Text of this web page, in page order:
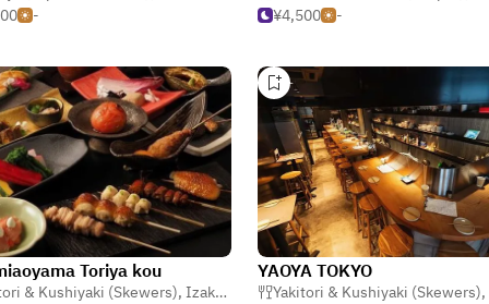
-
¥4,500
-
Toriya kou
& Kushiyaki (Skewers), Izakaya (Japanese Tavern) ,Bar ng Alak
YAOYA TOKYO
Yakitori & Kushiyaki (Skewers),